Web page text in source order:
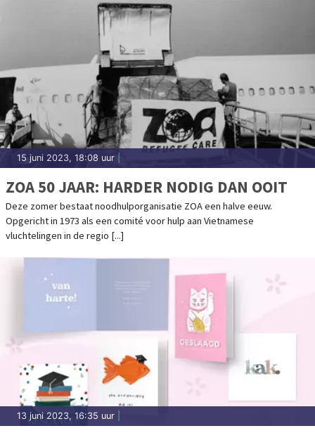
15 juni 2023, 18:08 uur
ZOA 50 JAAR: HARDER NODIG DAN OOIT
Deze zomer bestaat noodhulporganisatie ZOA een halve eeuw.
Opgericht in 1973 als een comité voor hulp aan Vietnamese
vluchtelingen in de regio [...]
13 juni 2023, 16:35 uur